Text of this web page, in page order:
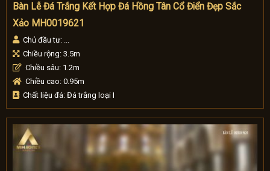
Bàn Lễ Đá Trắng Kết Hợp Đá Hồng Tân Cổ Điển Đẹp Sắc
Xảo MH0019621
Chủ đầu tư: ...
Chiều rộng: 3.5m
Chiều sâu: 1.2m
Chiều cao: 0.95m
Chất liệu đá: Đá trắng loại I